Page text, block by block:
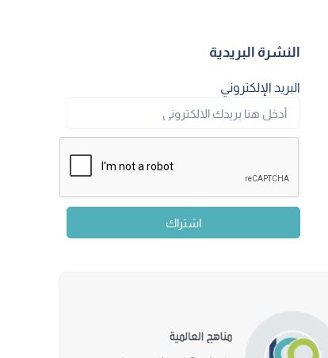
النشرة البريدية
البريد الإلكتروني
اشتراك